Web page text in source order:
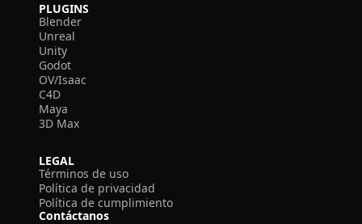
PLUGINS
Blender
Unreal
Unity
Godot
OV/Isaac
C4D
Maya
3D Max
LEGAL
Términos de uso
Política de privacidad
Política de cumplimiento
Contáctanos